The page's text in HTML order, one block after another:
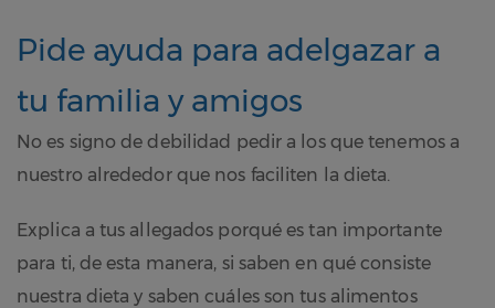
Pide ayuda para adelgazar a
tu familia y amigos
No es signo de debilidad pedir a los que tenemos a
nuestro alrededor que nos faciliten la dieta.
Explica a tus allegados porqué es tan importante
para ti, de esta manera, si saben en qué consiste
nuestra dieta y saben cuáles son tus alimentos